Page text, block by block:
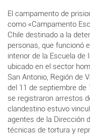
El campamento de
como «Campamento
Chile destinado a la
personas, que funcionó
interior de la Escuela de
ubicado en el sector
San Antonio, Región de
del 11 de septiembre de
se registraron arrestos
clandestino estuvo
agentes de la Dirección
técnicas de tortura y